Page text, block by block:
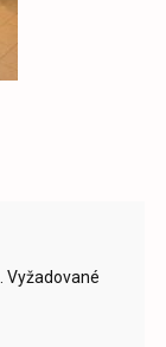
Vyžadované